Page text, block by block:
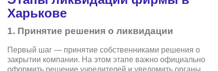
Харькове
1. Принятие решения о ликвидации
Первый шаг — принятие собственниками решения о
закрытии компании. На этом этапе важно официально